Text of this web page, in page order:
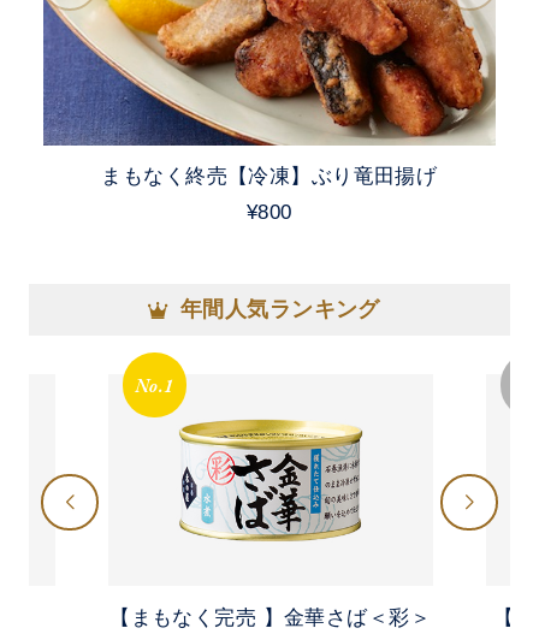
まもなく終売【冷凍】ぶり竜田揚げ
¥800
年間人気ランキング
No.1
【まもなく完売 】金華さば＜彩＞
【